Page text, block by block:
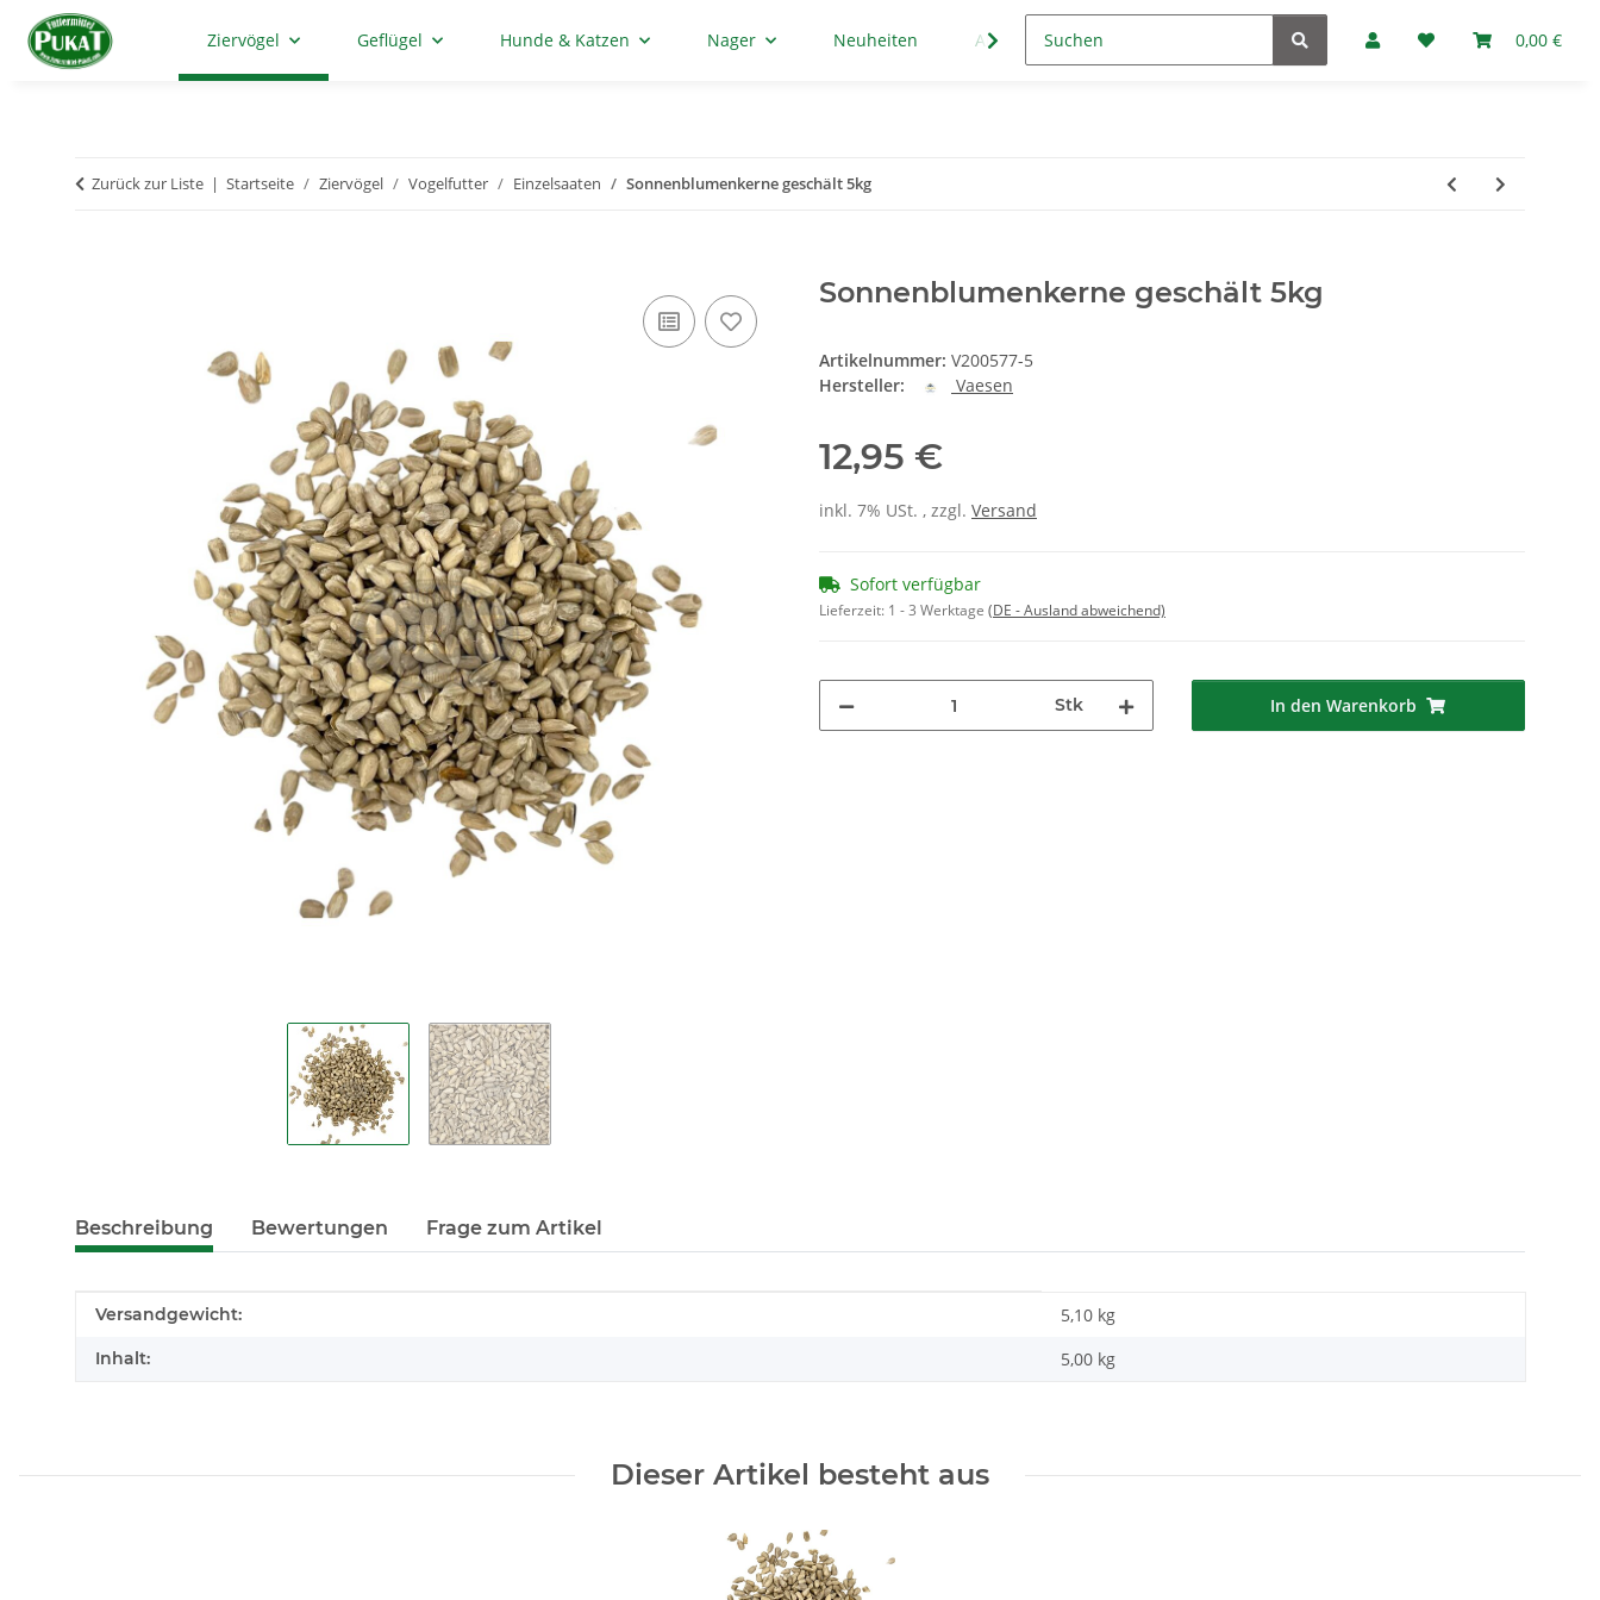
0,00 €
Ziervögel Geflügel Hunde & Katzen Nager Neuheiten Aktion Marken
Zurück zur Liste Startseite Ziervögel Vogelfutter Einzelsaaten Sonnenblumenkerne geschält 5kg
Sonnenblumenkerne geschält 5kg
Artikelnummer: V200577-5
Hersteller:
Vaesen
12,95 €
inkl. 7% USt. , zzgl. Versand
Sofort verfügbar
Lieferzeit: 1 - 3 Werktage (DE - Ausland abweichend)
Stk In den Warenkorb
Beschreibung Bewertungen Frage zum Artikel
Produkteigenschaft
Wert
Versandgewicht: 5,10 kg
Inhalt: 5,00 kg
Dieser Artikel besteht aus